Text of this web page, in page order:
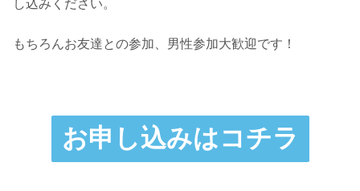
し込みください。
もちろんお友達との参加、男性参加大歓迎です！
お申し込みはコチラ